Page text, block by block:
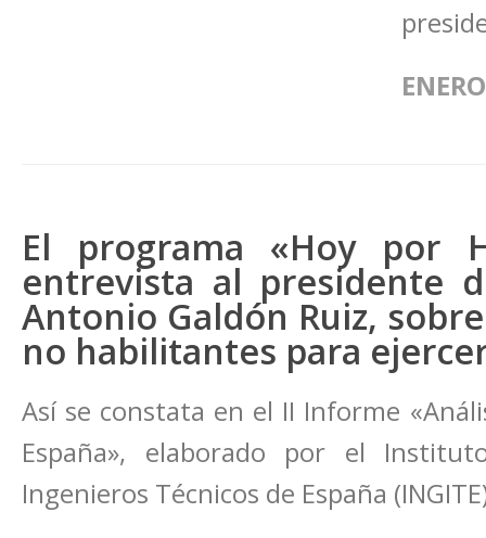
El programa «Hoy por
entrevista al presidente
Antonio Galdón Ruiz,
no habilitantes para
Así se constata en el II Informe
España», elaborado por el
Ingenieros Técnicos de España